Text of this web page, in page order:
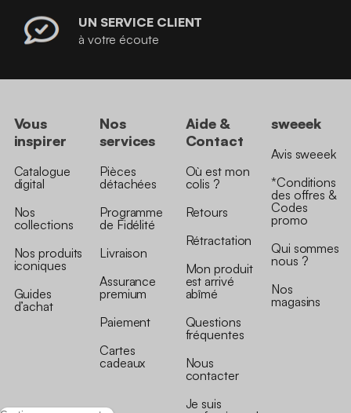
UN SERVICE CLIENT
à votre écoute
Vous
inspirer
Catalogue
digital
Nos
collections
Nos produits
iconiques
Guides
d’achat
Nos
services
Pièces
détachées
Programme
de Fidélité
Livraison
Assurance
premium
Paiement
Cartes
cadeaux
Aide &
Contact
Où est mon
colis ?
Retours
Rétractation
Mon produit
est arrivé
abîmé
Questions
fréquentes
Nous
contacter
Je suis
sweeek
Avis sweeek
*Conditions
des offres &
Codes
promo
Qui sommes
nous ?
Nos
magasins